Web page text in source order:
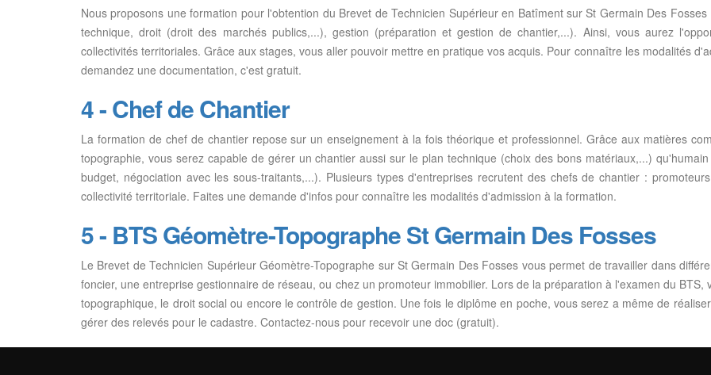
Nous proposons une formation pour l'obtention du Brevet de Technicien Supérieur en Batîment sur St Germain Des
technique, droit (droit des marchés publics,...), gestion (préparation et gestion de chantier,...). Ainsi, vous aurez
collectivités territoriales. Grâce aux stages, vous aller pouvoir mettre en pratique vos acquis. Pour connaître les modalités
demandez une documentation, c'est gratuit.
4 - Chef de Chantier
La formation de chef de chantier repose sur un enseignement à la fois théorique et professionnel. Grâce aux matières
topographie, vous serez capable de gérer un chantier aussi sur le plan technique (choix des bons matériaux,...)
budget, négociation avec les sous-traitants,...). Plusieurs types d'entreprises recrutent des chefs de chantier :
collectivité territoriale. Faites une demande d'infos pour connaître les modalités d'admission à la formation.
5 - BTS Géomètre-Topographe St Germain Des Fosses
Le Brevet de Technicien Supérieur Géomètre-Topographe sur St Germain Des Fosses vous permet de travailler dans
foncier, une entreprise gestionnaire de réseau, ou chez un promoteur immobilier. Lors de la préparation à l'examen du
topographique, le droit social ou encore le contrôle de gestion. Une fois le diplôme en poche, vous serez a même de
gérer des relevés pour le cadastre. Contactez-nous pour recevoir une doc (gratuit).